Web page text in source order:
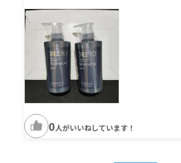
0人がいいねしています！